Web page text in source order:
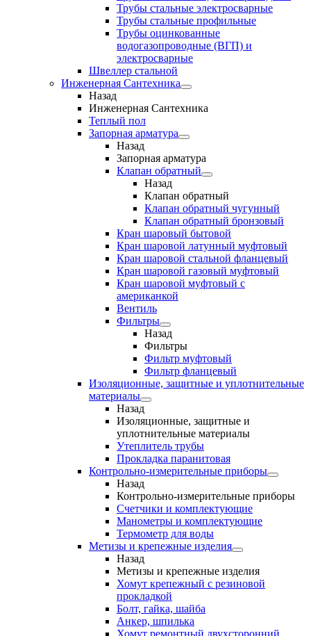
Трубы стальные электросварные
Трубы стальные профильные
Трубы оцинкованные
водогазопроводные (ВГП) и
электросварные
Швеллер стальной
Инженерная Сантехника
Назад
Инженерная Сантехника
Теплый пол
Запорная арматура
Назад
Запорная арматура
Клапан обратный
Назад
Клапан обратный
Клапан обратный чугунный
Клапан обратный бронзовый
Кран шаровый бытовой
Кран шаровой латунный муфтовый
Кран шаровой стальной фланцевый
Кран шаровой газовый муфтовый
Кран шаровой муфтовый с
американкой
Вентиль
Фильтры
Назад
Фильтры
Фильтр муфтовый
Фильтр фланцевый
Изоляционные, защитные и уплотнительные
материалы
Назад
Изоляционные, защитные и
уплотнительные материалы
Утеплитель трубы
Прокладка паранитовая
Контрольно-измерительные приборы
Назад
Контрольно-измерительные приборы
Счетчики и комплектующие
Манометры и комплектующие
Термометр для воды
Метизы и крепежные изделия
Назад
Метизы и крепежные изделия
Хомут крепежный с резиновой
прокладкой
Болт, гайка, шайба
Анкер, шпилька
Хомут ремонтный двухсторонний